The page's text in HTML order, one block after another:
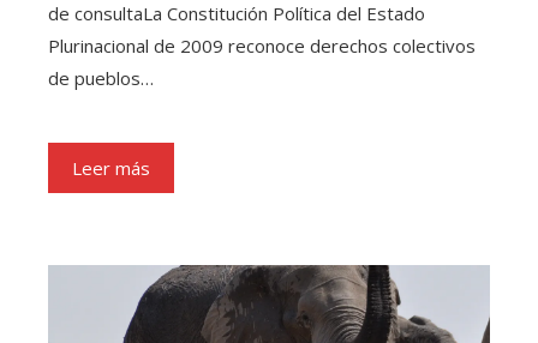
de consultaLa Constitución Política del Estado
Plurinacional de 2009 reconoce derechos colectivos
de pueblos…
Leer más